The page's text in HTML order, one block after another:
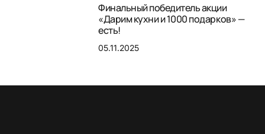
Финальный победитель акции
«Дарим кухни и 1000 подарков» —
есть!
05.11.2025